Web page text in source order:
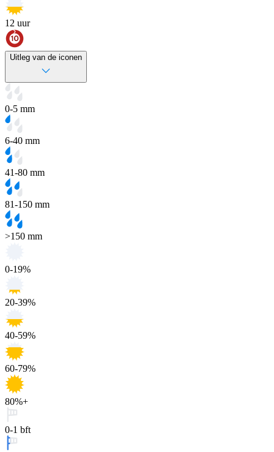
12 uur
Uitleg van de iconen
0-5 mm
6-40 mm
41-80 mm
81-150 mm
>150 mm
0-19%
20-39%
40-59%
60-79%
80%+
0-1 bft